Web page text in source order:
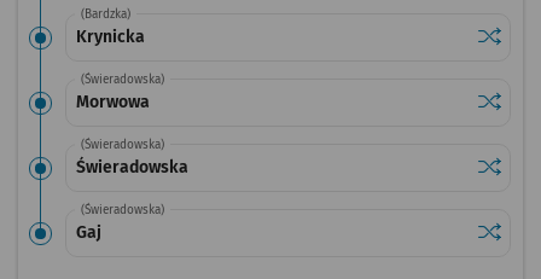
(Bardzka)
Krynicka
(Świeradowska)
Morwowa
(Świeradowska)
Świeradowska
(Świeradowska)
Gaj